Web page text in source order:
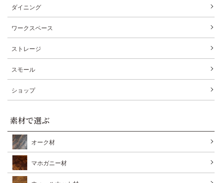
ダイニング
ワークスペース
ストレージ
スモール
ショップ
素材で選ぶ
オーク材
マホガニー材